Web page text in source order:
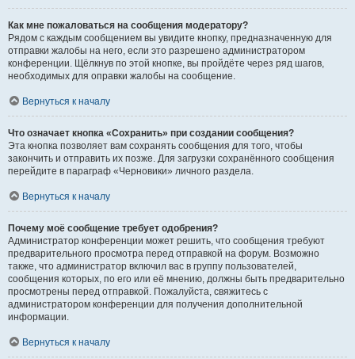
Как мне пожаловаться на сообщения модератору?
Рядом с каждым сообщением вы увидите кнопку, предназначенную для
отправки жалобы на него, если это разрешено администратором
конференции. Щёлкнув по этой кнопке, вы пройдёте через ряд шагов,
необходимых для оправки жалобы на сообщение.
Вернуться к началу
Что означает кнопка «Сохранить» при создании сообщения?
Эта кнопка позволяет вам сохранять сообщения для того, чтобы
закончить и отправить их позже. Для загрузки сохранённого сообщения
перейдите в параграф «Черновики» личного раздела.
Вернуться к началу
Почему моё сообщение требует одобрения?
Администратор конференции может решить, что сообщения требуют
предварительного просмотра перед отправкой на форум. Возможно
также, что администратор включил вас в группу пользователей,
сообщения которых, по его или её мнению, должны быть предварительно
просмотрены перед отправкой. Пожалуйста, свяжитесь с
администратором конференции для получения дополнительной
информации.
Вернуться к началу